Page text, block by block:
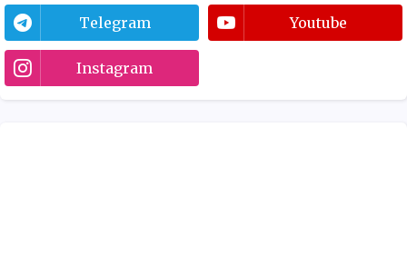
Telegram Youtube
Instagram